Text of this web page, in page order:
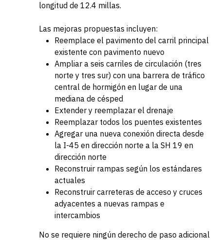
longitud de 12.4 millas.
Las mejoras propuestas incluyen:
Reemplace el pavimento del carril principal
existente con pavimento nuevo
Ampliar a seis carriles de circulación (tres
norte y tres sur) con una barrera de tráfico
central de hormigón en lugar de una
mediana de césped
Extender y reemplazar el drenaje
Reemplazar todos los puentes existentes
Agregar una nueva conexión directa desde
la I-45 en dirección norte a la SH 19 en
dirección norte
Reconstruir rampas según los estándares
actuales
Reconstruir carreteras de acceso y cruces
adyacentes a nuevas rampas e
intercambios
No se requiere ningún derecho de paso adicional